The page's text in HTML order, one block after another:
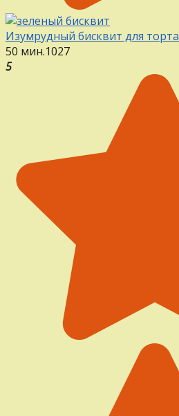
Изумрудный бисквит для торта
50 мин.1027
5